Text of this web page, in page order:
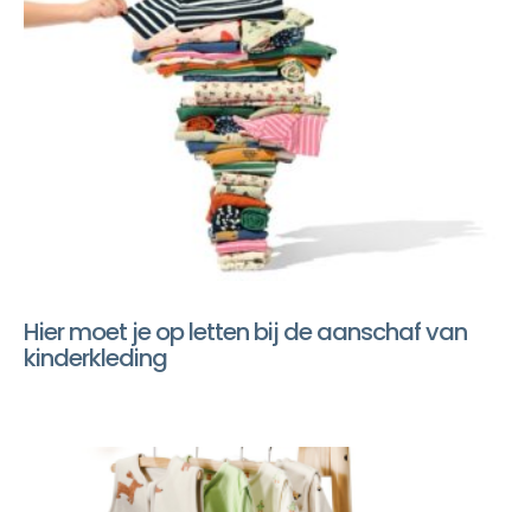
Hier moet je op letten bij de aanschaf van
kinderkleding